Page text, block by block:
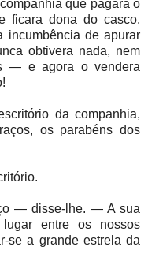
que pagara o
ficara dona do casco.
incumbência de apurar
obtivera nada, nem
— e agora o vendera
da companhia,
os parabéns dos
— disse-lhe. — A sua
entre os nossos
se a grande estrela da